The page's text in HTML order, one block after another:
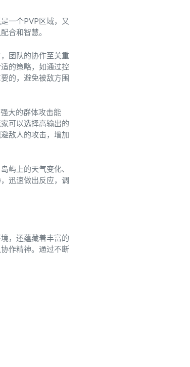
一个PVP区域，又
合和智慧。
团队的协作至关重
的策略，如通过控
的，避免被敌方围
大的群体攻击能
可以选择高输出的
敌人的攻击，增加
屿上的天气变化、
迅速做出反应，调
，还蕴藏着丰富的
作精神。通过不断